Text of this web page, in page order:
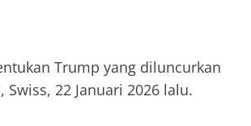
Trump yang diluncurkan
22 Januari 2026 lalu.